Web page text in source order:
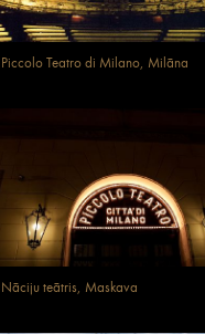
Piccolo Teatro di Milano, Milāna
Nāciju teātris, Maskava